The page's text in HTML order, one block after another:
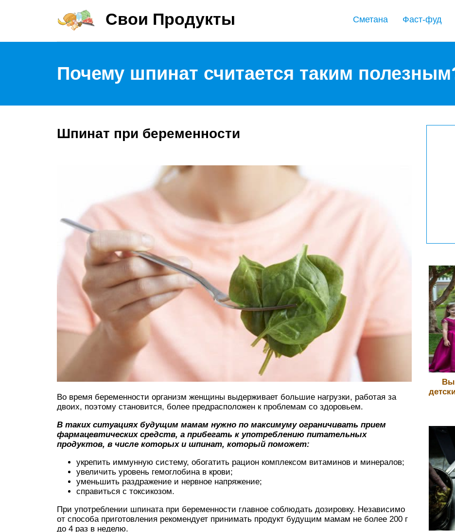
Свои Продукты Фаст-фуд
Сметана
Почему шпинат считается таким
Шпинат при беременности
Во время беременности организм женщины выдерживает большие нагрузки, работая за
двоих, поэтому становится, более предрасположен к проблемам со здоровьем.
В таких ситуациях будущим мамам нужно по максимуму ограничивать прием
фармацевтических средств, а прибегать к употреблению питательных
продуктов, в числе которых и шпинат, который поможет:
укрепить иммунную систему, обогатить рацион комплексом витаминов и минералов;
увеличить уровень гемоглобина в крови;
уменьшить раздражение и нервное напряжение;
справиться с токсикозом.
При употреблении шпината при беременности главное соблюдать дозировку. Независимо
от способа приготовления рекомендует принимать продукт будущим мамам не более 200 г
до 4 раз в неделю.